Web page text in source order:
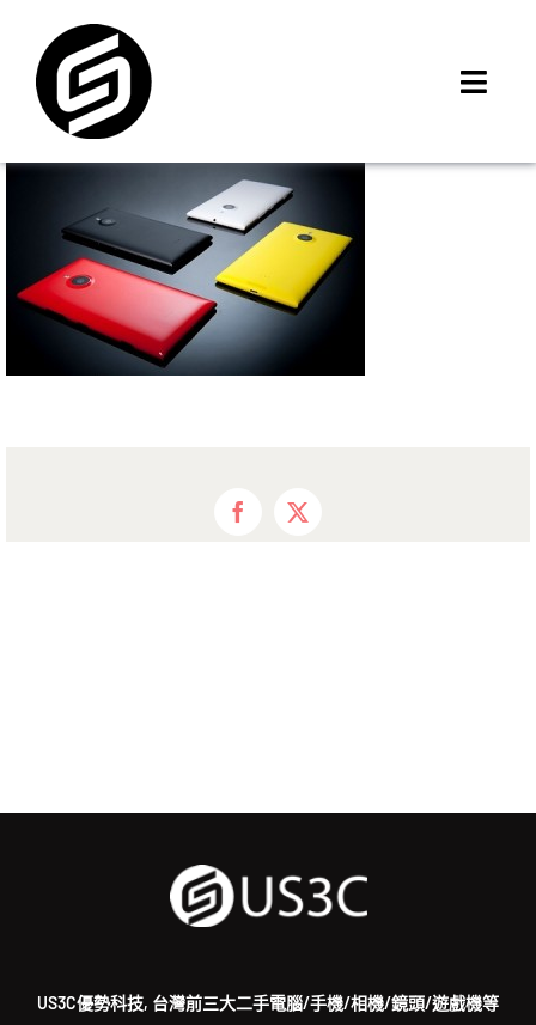
content
iMCheck APP
iPhone 回收價
線上商城
3C租賃
Facebook
X
US3C優勢科技, 台灣前三大二手電腦/手機/相機/鏡頭/遊戲機等